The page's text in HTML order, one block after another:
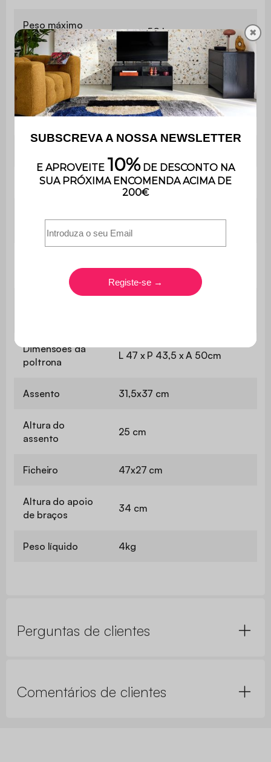
Peso máximo
suportado
50 kg
Contém madeira Sim
Utilização Interior
Garantia 3 anos
Montagem
inclui instruções.
kg/m3)
Dimensões da
poltrona
L 47 x P 43,5 x A 50cm
Assento 31,5x37 cm
Altura do
assento
25 cm
Ficheiro 47x27 cm
Altura do apoio
de braços
34 cm
Peso líquido 4kg
Perguntas de clientes
Comentários de clientes
✖